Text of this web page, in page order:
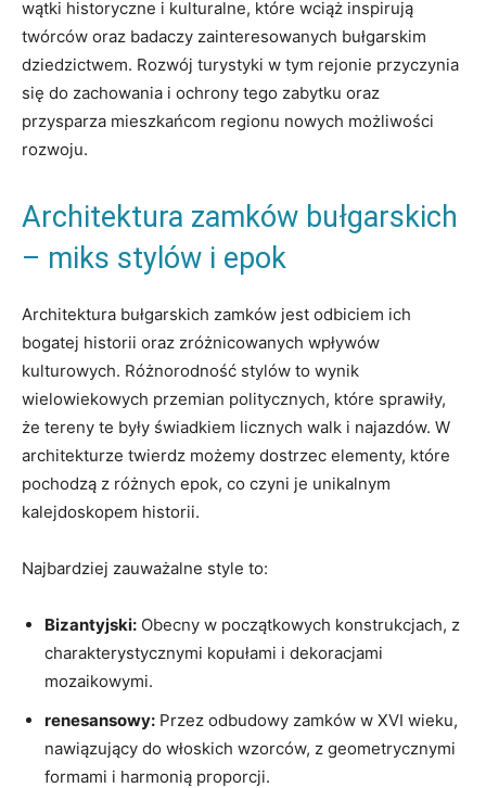
wątki historyczne‍ i kulturalne,​ które wciąż inspirują‍
twórców oraz badaczy zainteresowanych bułgarskim
⁢dziedzictwem. Rozwój turystyki ‍w tym rejonie przyczynia
się do zachowania i ochrony tego zabytku oraz
przysparza mieszkańcom regionu ​nowych możliwości
rozwoju.
Architektura⁣ zamków bułgarskich
– miks stylów⁣ i epok
Architektura bułgarskich zamków jest odbiciem ich⁤
bogatej​ historii oraz​ zróżnicowanych wpływów‍
kulturowych. ‌Różnorodność stylów to wynik‍
wielowiekowych⁢ przemian ​politycznych, które sprawiły,
że tereny te ​były ⁣świadkiem‍ licznych walk i⁤ najazdów. W
architekturze twierdz ⁢możemy ⁣dostrzec ⁣elementy, które
pochodzą z różnych epok, ​co czyni je unikalnym
kalejdoskopem historii.
Najbardziej zauważalne style to:
Bizantyjski: Obecny w początkowych konstrukcjach, ‍z
⁣charakterystycznymi kopułami i ⁣dekoracjami⁣
mozaikowymi.
renesansowy: Przez odbudowy ⁢zamków w ⁢XVI wieku,
nawiązujący ⁢do włoskich wzorców, z geometrycznymi
formami ⁣i harmonią ⁣proporcji.